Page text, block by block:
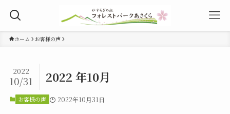
ホーム お客様の声
2022 年10月
2022
10/31
お客様の声 2022年10月31日